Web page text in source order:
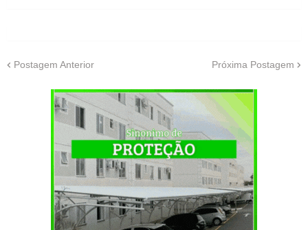
Postagem Anterior Próxima Postagem